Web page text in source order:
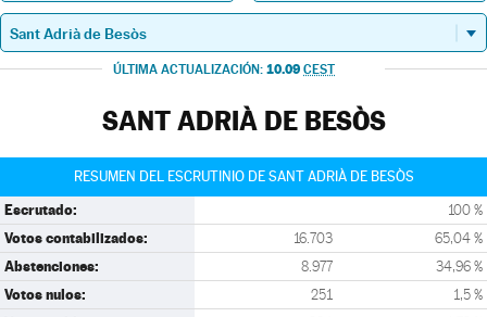
ÚLTIMA ACTUALIZACIÓN: 10.09 CEST
SANT ADRIÀ DE BESÒS
RESUMEN DEL ESCRUTINIO DE SANT ADRIÀ DE BESÒS
Escrutado: 100 %
Votos contabilizados: 16.703 65,04 %
Abstenciones: 8.977 34,96 %
Votos nulos: 251 1,5 %